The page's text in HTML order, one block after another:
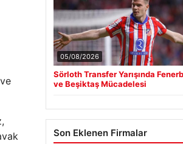
05/08/2026
Sörloth Transfer Yarışında
ve Beşiktaş Mücadelesi
Son Eklenen Firmalar